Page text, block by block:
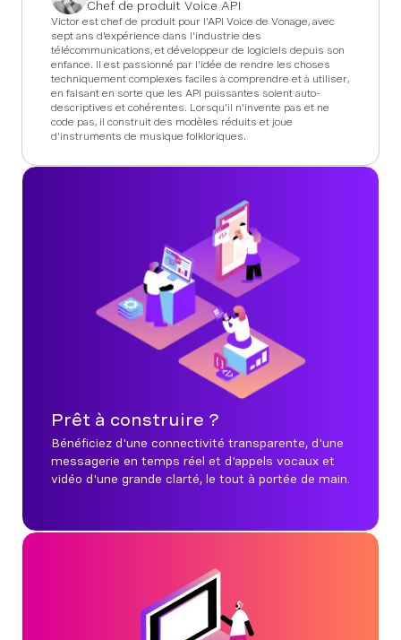
Chef de produit Voice API
Victor est chef de produit pour l'API Voice de Vonage, avec
sept ans d'expérience dans l'industrie des
télécommunications, et développeur de logiciels depuis son
enfance. Il est passionné par l'idée de rendre les choses
techniquement complexes faciles à comprendre et à utiliser,
en faisant en sorte que les API puissantes soient auto-
descriptives et cohérentes. Lorsqu'il n'invente pas et ne
code pas, il construit des modèles réduits et joue
d'instruments de musique folkloriques.
Prêt à construire ?
Bénéficiez d'une connectivité transparente, d'une
messagerie en temps réel et d'appels vocaux et
vidéo d'une grande clarté, le tout à portée de main.